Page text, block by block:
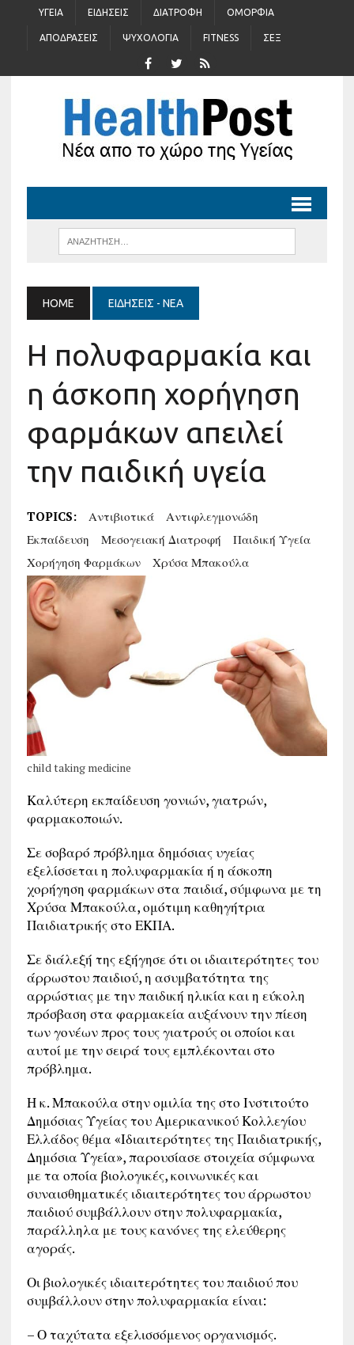
ΥΓΕΊΑ ΕΙΔΉΣΕΙΣ ΔΙΑΤΡΟΦΉ ΟΜΟΡΦΙΆ
ΑΠΟΔΡΆΣΕΙΣ ΨΥΧΟΛΟΓΊΑ FITNESS ΣΈΞ
HOME ΕΙΔΉΣΕΙΣ - ΝΈΑ
Η πολυφαρμακία και
η άσκοπη χορήγηση
φαρμάκων απειλεί
την παιδική υγεία
TOPICS: Αντιβιοτικά
Αντιφλεγμονώδη
Εκπαίδευση
Μεσογειακή Διατροφή
Παιδική Υγεία
Χορήγηση Φαρμάκων
Χρύσα Μπακούλα
child taking medicine
Καλύτερη εκπαίδευση γονιών, γιατρών,
φαρμακοποιών.
Σε σοβαρό πρόβλημα δημόσιας υγείας
εξελίσσεται η πολυφαρμακία ή η άσκοπη
χορήγηση φαρμάκων στα παιδιά, σύμφωνα με τη
Χρύσα Μπακούλα, ομότιμη καθηγήτρια
Παιδιατρικής στο ΕΚΠΑ.
Σε διάλεξή της εξήγησε ότι οι ιδιαιτερότητες του
άρρωστου παιδιού, η ασυμβατότητα της
αρρώστιας με την παιδική ηλικία και η εύκολη
πρόσβαση στα φαρμακεία αυξάνουν την πίεση
των γονέων προς τους γιατρούς οι οποίοι και
αυτοί με την σειρά τους εμπλέκονται στο
πρόβλημα.
Η κ. Μπακούλα στην ομιλία της στο Ινστιτούτο
Δημόσιας Υγείας του Αμερικανικού Κολλεγίου
Ελλάδος θέμα «Ιδιαιτερότητες της Παιδιατρικής,
Δημόσια Υγεία», παρουσίασε στοιχεία σύμφωνα
με τα οποία βιολογικές, κοινωνικές και
συναισθηματικές ιδιαιτερότητες του άρρωστου
παιδιού συμβάλλουν στην πολυφαρμακία,
παράλληλα με τους κανόνες της ελεύθερης
αγοράς.
Οι βιολογικές ιδιαιτερότητες του παιδιού που
συμβάλλουν στην πολυφαρμακία είναι:
– Ο ταχύτατα εξελισσόμενος οργανισμός.